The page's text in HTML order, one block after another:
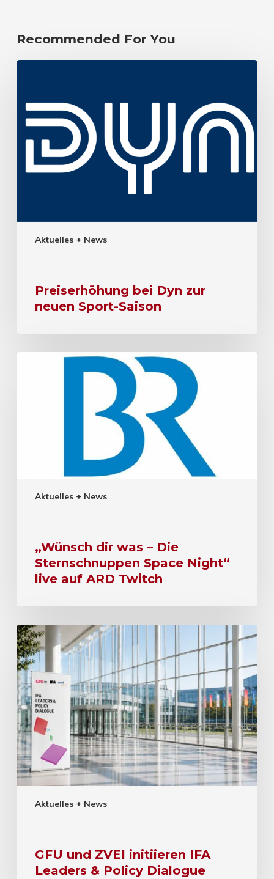
Recommended For You
Aktuelles + News
Preiserhöhung bei Dyn zur
neuen Sport-Saison
Aktuelles + News
„Wünsch dir was – Die
Sternschnuppen Space Night“
live auf ARD Twitch
Aktuelles + News
GFU und ZVEI initiieren IFA
Leaders & Policy Dialogue